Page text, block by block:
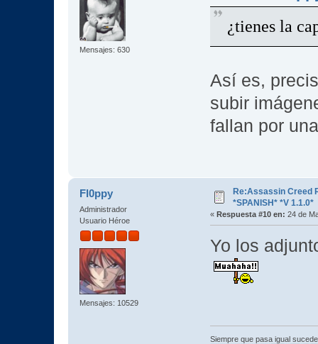
Mensajes: 630
¿tienes la
Así es,
subir
fallan por
Fl0ppy
Administrador
Usuario Héroe
Mensajes: 10529
Re:Assassin Creed
*SPANISH* *V 1.1.0*
« Respuesta #10 en: 24 de
Yo los
Siempre que pasa igual